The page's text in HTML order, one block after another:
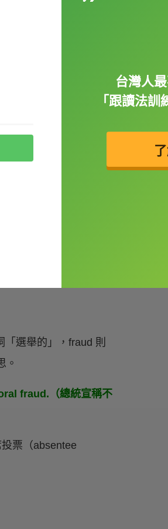
。）
私。）
美國大選結果。那
個搖擺州。）
選舉的」，fraud 則
。
fraud.（總統宣稱不
票（absentee
台灣人
「跟讀法訓